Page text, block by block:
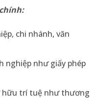
chi nhánh, văn
nghiệp như giấy phép
hữu trí tuệ như thương